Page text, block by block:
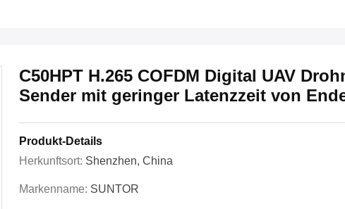
C50HPT H.265 COFDM Digital UAV
Sender mit geringer Latenzzeit von
Produkt-Details
Herkunftsort: Shenzhen, China
Markenname: SUNTOR